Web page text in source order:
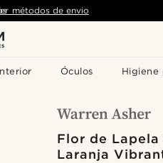
Óculos Higiene
métodos de envio
Flor de
Laranja